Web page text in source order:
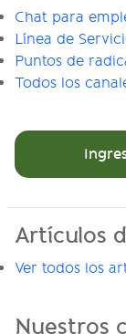
Chat para
Línea de
Puntos de
Todos los
Artículos
Ver todos los
Nuestros